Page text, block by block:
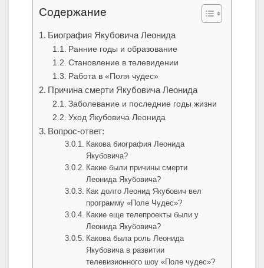
Содержание
Биография Якубовича Леонида
Ранние годы и образование
Становление в телевидении
Работа в «Поля чудес»
Причина смерти Якубовича Леонида
Заболевание и последние годы жизни
Уход Якубовича Леонида
Вопрос-ответ:
Какова биография Леонида
Якубовича?
Какие были причины смерти
Леонида Якубовича?
Как долго Леонид Якубович вел
программу «Поле Чудес»?
Какие еще телепроекты были у
Леонида Якубовича?
Какова была роль Леонида
Якубовича в развитии
телевизионного шоу «Поле чудес»?